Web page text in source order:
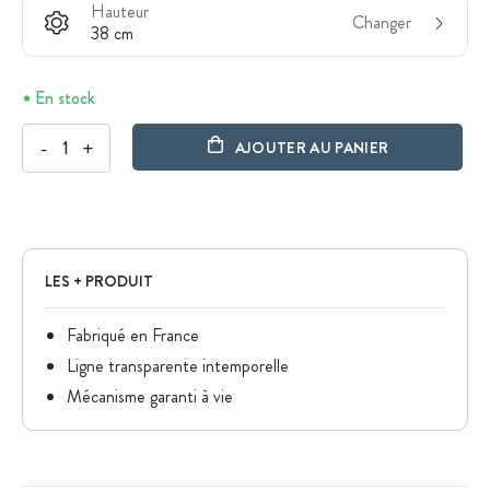
Hauteur
38 cm
Changer
En stock
- + AJOUTER AU PANIER
LES + PRODUIT
Fabriqué en France
Ligne transparente intemporelle
Mécanisme garanti à vie